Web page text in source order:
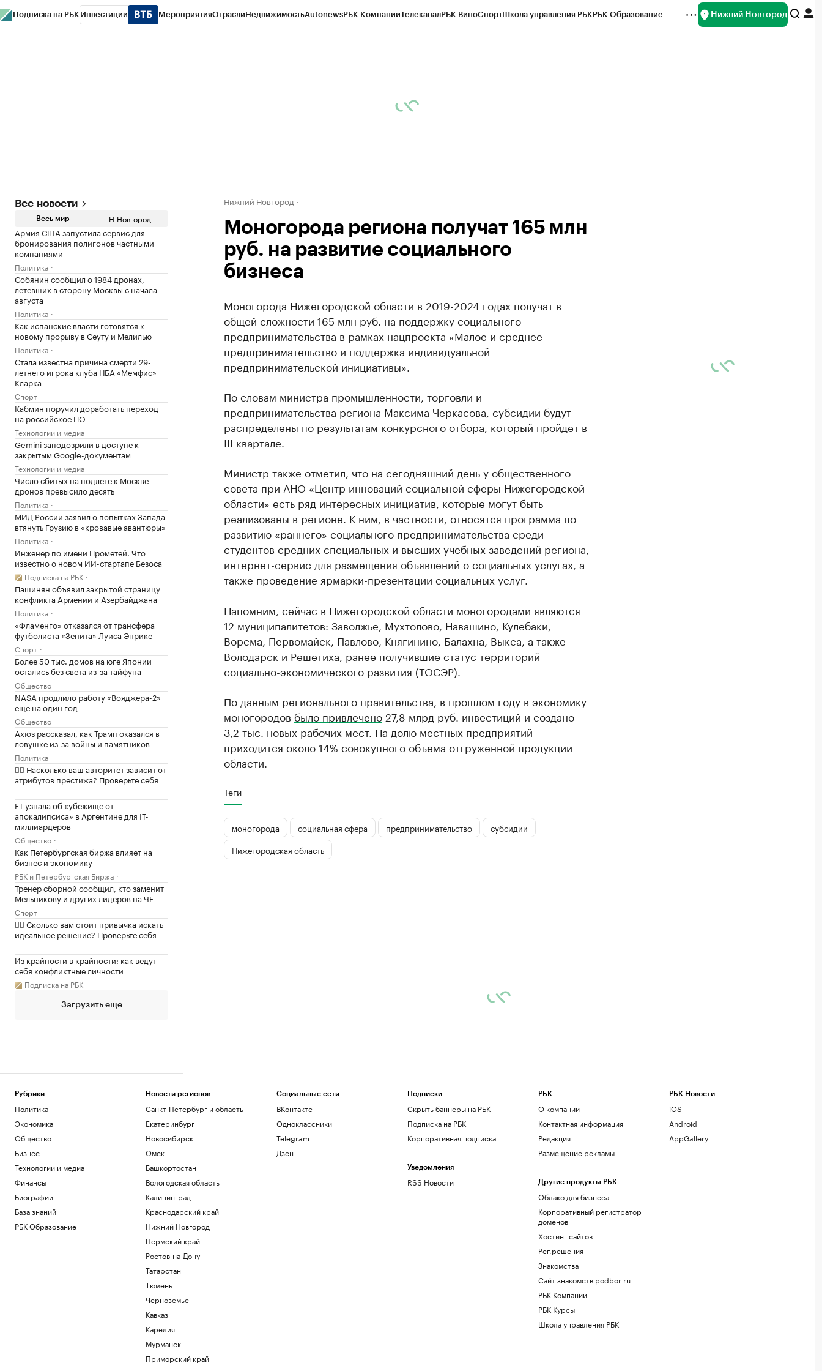
Подписка на РБК Инвестиции МероприятияОтраслиНедвижимостьAutonewsРБК КомпанииТелеканалРБК ВиноСпортШкола управления РБКРБК Образование Нижний Новгород
Все новости
Весь мир Н.Новгород
Армия США запустила сервис для
бронирования полигонов частными
компаниями
Политика
Собянин сообщил о 1984 дронах,
летевших в сторону Москвы с начала
августа
Политика
Как испанские власти готовятся к
новому прорыву в Сеуту и Мелилью
Политика
Стала известна причина смерти 29-
летнего игрока клуба НБА «Мемфис»
Кларка
Спорт
Кабмин поручил доработать переход
на российское ПО
Технологии и медиа
Gemini заподозрили в доступе к
закрытым Google-документам
Технологии и медиа
Число сбитых на подлете к Москве
дронов превысило десять
Политика
МИД России заявил о попытках Запада
втянуть Грузию в «кровавые авантюры»
Политика
Инженер по имени Прометей. Что
известно о новом ИИ-стартапе Безоса
Подписка на РБК
Пашинян объявил закрытой страницу
конфликта Армении и Азербайджана
Политика
«Фламенго» отказался от трансфера
футболиста «Зенита» Луиса Энрике
Спорт
Более 50 тыс. домов на юге Японии
остались без света из-за тайфуна
Общество
NASA продлило работу «Вояджера-2»
еще на один год
Общество
Axios рассказал, как Трамп оказался в
ловушке из-за войны и памятников
Политика
✍🏻 Насколько ваш авторитет зависит от
атрибутов престижа? Проверьте себя
FT узнала об «убежище от
апокалипсиса» в Аргентине для IT-
миллиардеров
Общество
Как Петербургская биржа влияет на
бизнес и экономику
РБК и Петербургская Биржа
Тренер сборной сообщил, кто заменит
Мельникову и других лидеров на ЧЕ
Спорт
✍🏻 Сколько вам стоит привычка искать
идеальное решение? Проверьте себя
Из крайности в крайности: как ведут
себя конфликтные личности
Подписка на РБК
Загрузить еще
Нижний Новгород
Моногорода региона получат 165 млн
руб. на развитие социального
бизнеса
Моногорода Нижегородской области в 2019-2024 годах получат в
общей сложности 165 млн руб. на поддержку социального
предпринимательства в рамках нацпроекта «Малое и среднее
предпринимательство и поддержка индивидуальной
предпринимательской инициативы».
По словам министра промышленности, торговли и
предпринимательства региона Максима Черкасова, субсидии будут
распределены по результатам конкурсного отбора, который пройдет в
III квартале.
Министр также отметил, что на сегодняшний день у общественного
совета при АНО «Центр инноваций социальной сферы Нижегородской
области» есть ряд интересных инициатив, которые могут быть
реализованы в регионе. К ним, в частности, относятся программа по
развитию «раннего» социального предпринимательства среди
студентов средних специальных и высших учебных заведений региона,
интернет-сервис для размещения объявлений о социальных услугах, а
также проведение ярмарки-презентации социальных услуг.
Напомним, сейчас в Нижегородской области моногородами являются
12 муниципалитетов: Заволжье, Мухтолово, Навашино, Кулебаки,
Ворсма, Первомайск, Павлово, Княгинино, Балахна, Выкса, а также
Володарск и Решетиха, ранее получившие статус территорий
социально-экономического развития (ТОСЭР).
По данным регионального правительства, в прошлом году в экономику
моногородов было привлечено27,8 млрд руб. инвестиций и создано
3,2 тыс. новых рабочих мест. На долю местных предприятий
приходится около 14% совокупного объема отгруженной продукции
области.
Теги
моногорода социальная сфера предпринимательство
субсидии
Нижегородская область
Рубрики
Политика
Экономика
Общество
Бизнес
Технологии и медиа
Финансы
Биографии
База знаний
РБК Образование
Новости регионов
Санкт-Петербург и область
Екатеринбург
Новосибирск
Омск
Башкортостан
Вологодская область
Калининград
Краснодарский край
Нижний Новгород
Пермский край
Ростов-на-Дону
Татарстан
Тюмень
Черноземье
Кавказ
Карелия
Мурманск
Приморский край
Социальные сети
ВКонтакте
Одноклассники
Telegram
Дзен
Подписки
Скрыть баннеры на РБК
Подписка на РБК
Корпоративная подписка
Уведомления
RSS Новости
РБК
О компании
Контактная информация
Редакция
Размещение рекламы
Другие продукты РБК
Облако для бизнеса
Корпоративный регистратор
доменов
Хостинг сайтов
Рег.решения
Знакомства
Сайт знакомств podbor.ru
РБК Компании
РБК Курсы
Школа управления РБК
РБК Новости
iOS
Android
AppGallery